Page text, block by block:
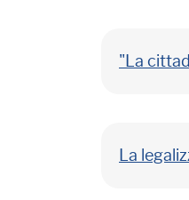
"La
La